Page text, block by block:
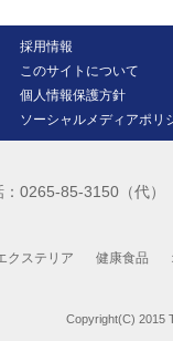
採用情報
このサイトについて
個人情報保護方針
ソーシャルメディアポリ
0265-85-3150（代
クステリア 健康食品
Copyright(C) 2015